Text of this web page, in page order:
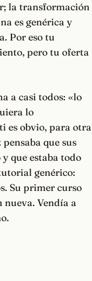
la transformación
es genérica y
Por eso tu
pero tu oferta
a casi todos: «lo
lo
es obvio, para otra
que sus
que estaba todo
genérico:
Su primer curso
nueva. Vendía a